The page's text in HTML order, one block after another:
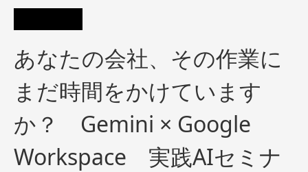
あなたの会社、その作業に
まだ時間をかけています
か？ Gemini × Google
Workspace 実践AIセミナ